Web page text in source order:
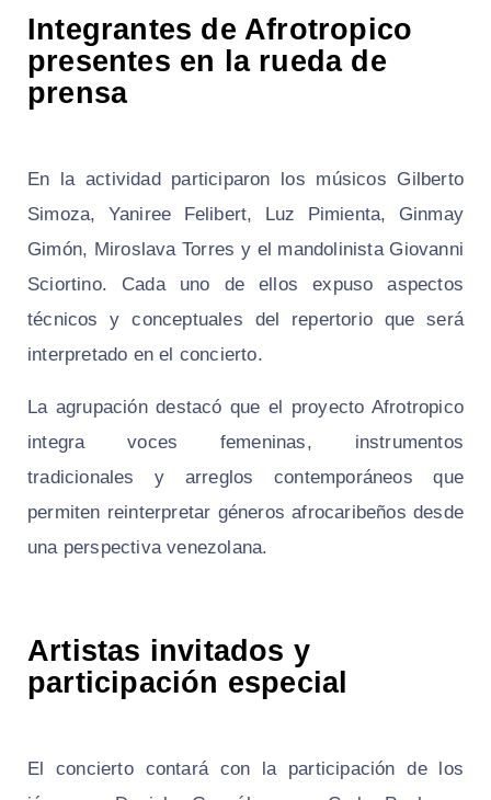
Integrantes de Afrotropico
presentes en la rueda de
prensa
En la actividad participaron los músicos Gilberto
Simoza, Yaniree Felibert, Luz Pimienta, Ginmay
Gimón, Miroslava Torres y el mandolinista Giovanni
Sciortino. Cada uno de ellos expuso aspectos
técnicos y conceptuales del repertorio que será
interpretado en el concierto.
La agrupación destacó que el proyecto Afrotropico
integra voces femeninas, instrumentos
tradicionales y arreglos contemporáneos que
permiten reinterpretar géneros afrocaribeños desde
una perspectiva venezolana.
Artistas invitados y
participación especial
El concierto contará con la participación de los